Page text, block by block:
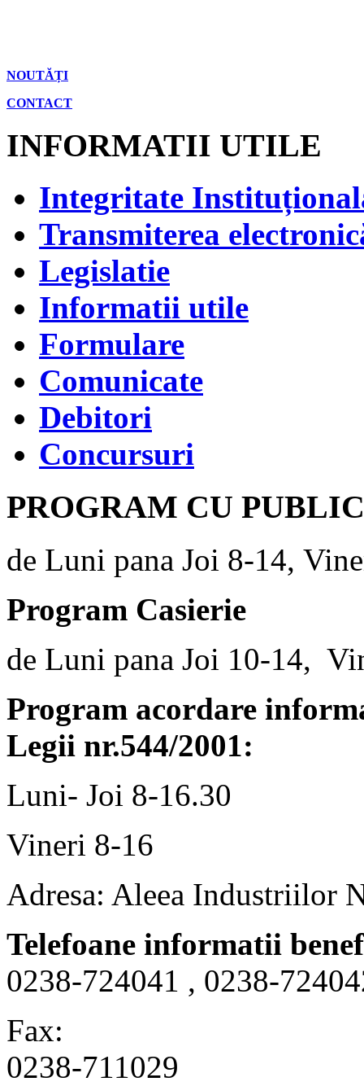
NOUTĂȚI
CONTACT
INFORMATII UTILE
Integritate
Transmiterea
Legislatie
Informatii utile
Formulare
Comunicate
Debitori
Concursuri
PROGRAM CU
de Luni pana Joi 8-14,
Program Casierie
de Luni pana Joi 10-14,
Program acordare
Legii nr.544/2001:
Luni- Joi 8-16.30
Vineri 8-16
Adresa: Aleea Industriilor
Telefoane informatii
0238-724041 , 0238-
Fax:
0238-711029